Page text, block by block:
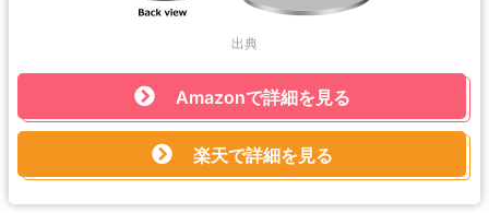
出典
Amazonで詳細を見る
楽天で詳細を見る